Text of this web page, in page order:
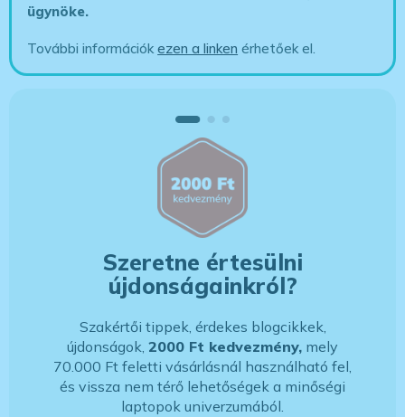
ügynöke.
További információkezen a linken érhetőek el.
Szeretne értesülni
újdonságainkról?
Szakértői tippek, érdekes blogcikkek,
újdonságok, 2000 Ft kedvezmény, mely
70.000 Ft feletti vásárlásnál használható fel,
és vissza nem térő lehetőségek a minőségi
laptopok univerzumából.